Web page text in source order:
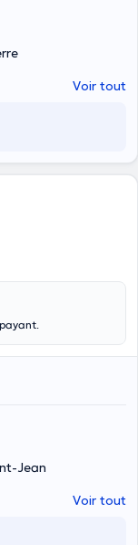
Voir tout
Jean
Voir tout